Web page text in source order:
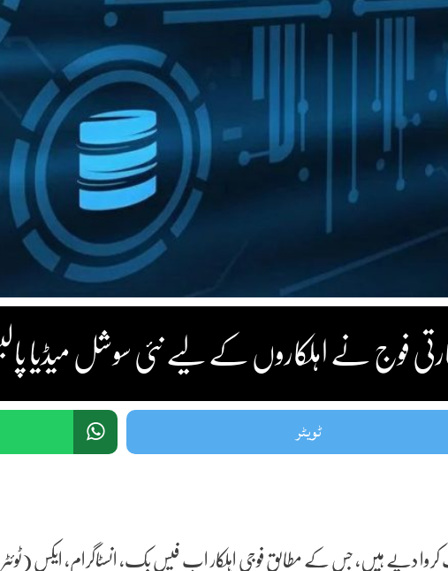
بھارتی فوج نے اہلکاروں کے لیے نئی سوشل میڈیا
ٹویٹر
دیے ہیں، جس کے مطابق فوجی اہلکار اب فیس بک، انسٹاگرام، ایکس (ٹوئٹر)،